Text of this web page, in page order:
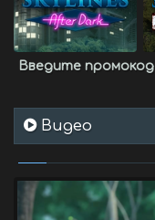
Введите промокод
Видео